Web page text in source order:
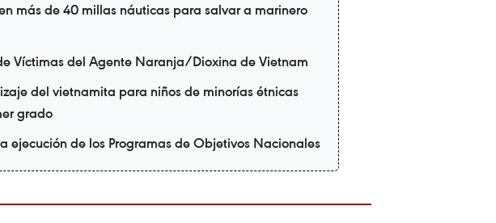
más de 40 millas náuticas para salvar a marinero
Víctimas del Agente Naranja/Dioxina de Vietnam
del vietnamita para niños de minorías étnicas
grado
ejecución de los Programas de Objetivos Nacionales